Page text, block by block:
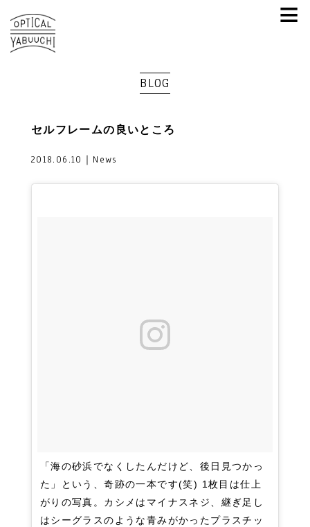
≡
BLOG
セルフレームの良いところ
2018.06.10｜News
「海の砂浜でなくしたんだけど、後日見つかっ
た」という、奇跡の一本です(笑) 1枚目は仕上
がりの写真。カシメはマイナスネジ、継ぎ足し
はシーグラスのような青みがかったプラスチッ